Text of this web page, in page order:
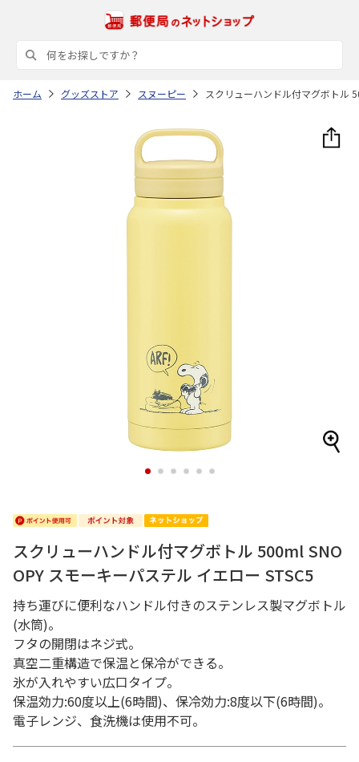
ホーム グッズストア スヌーピー スクリューハンドル付マグボトル
1 2 3 4 5 6
スクリューハンドル付マグボトル 500ml SNO
OPY スモーキーパステル イエロー STSC5
持ち運びに便利なハンドル付きのステンレス製マグボトル
(水筒)。
フタの開閉はネジ式。
真空二重構造で保温と保冷ができる。
氷が入れやすい広口タイプ。
保温効力:60度以上(6時間)、保冷効力:8度以下(6時間)。
電子レンジ、食洗機は使用不可。